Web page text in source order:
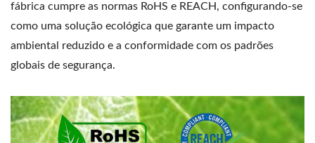
fábrica cumpre as normas RoHS e REACH, configurando-se
como uma solução ecológica que garante um impacto
ambiental reduzido e a conformidade com os padrões
globais de segurança.